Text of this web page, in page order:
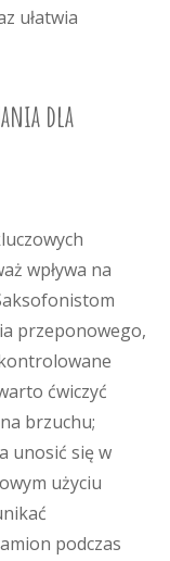
ułatwia
dla
wpływa na
przeponowego,
ćwiczyć
brzuchu;
unosić się w
użyciu
podczas